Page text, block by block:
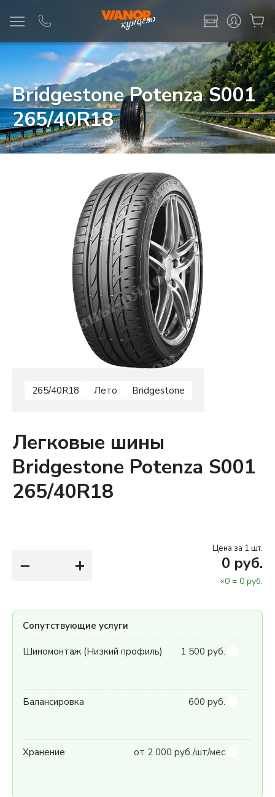
Bridgestone Potenza S001
265/40R18
265/40R18 Лето Bridgestone
Легковые шины
Bridgestone Potenza S001
265/40R18
− +
Цена за 1 шт.
0 руб.
×0 = 0 руб.
Сопутствующие услуги
Шиномонтаж (Низкий профиль) 1 500 руб.
Балансировка 600 руб.
Хранение от 2 000 руб./шт/мес
Информация Фото товара